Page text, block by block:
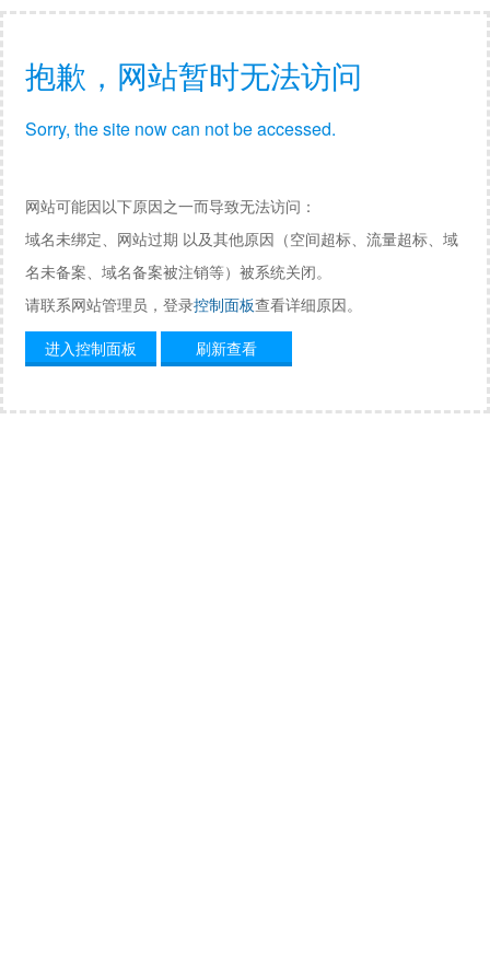
抱歉，网站暂时无法访问
Sorry, the site now can not be accessed.
网站可能因以下原因之一而导致无法访问：
域名未绑定、网站过期 以及其他原因（空间超标、流量超标、域
名未备案、域名备案被注销等）被系统关闭。
请联系网站管理员，登录控制面板查看详细原因。
进入控制面板
刷新查看